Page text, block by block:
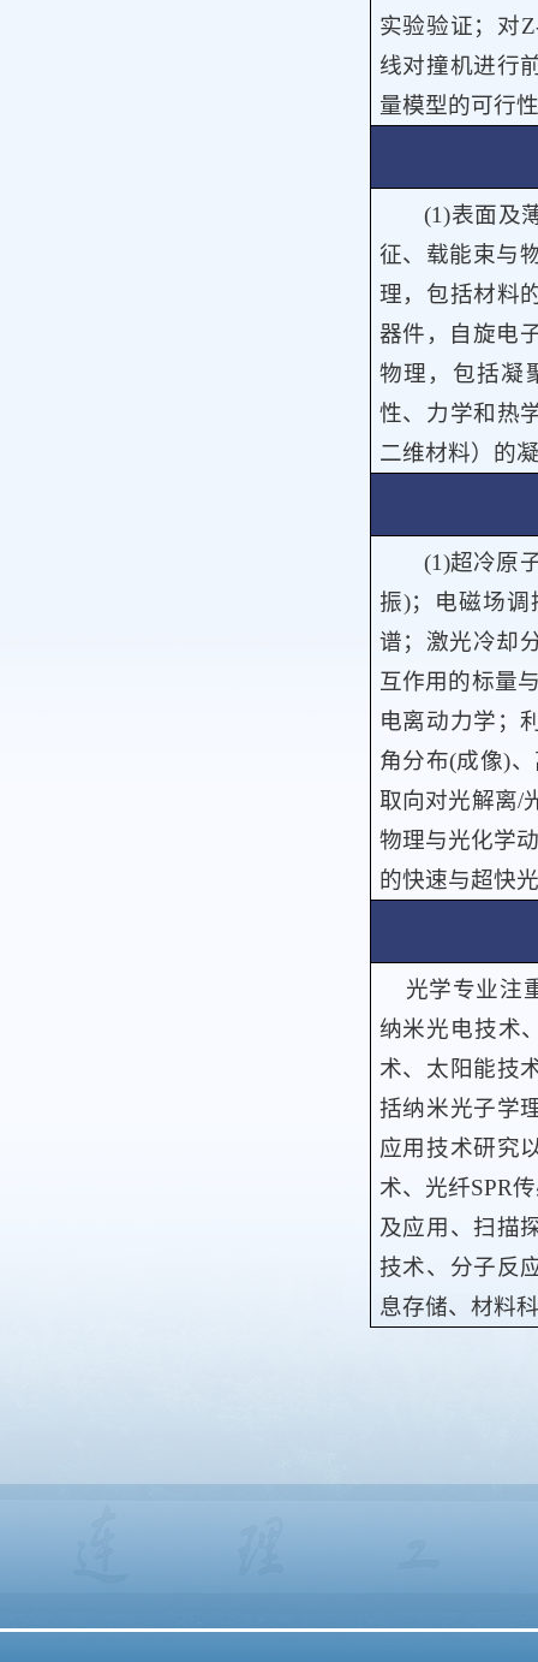
实验验证；对
线对撞机进行
量模型的可行
(1)表面及
征、载能束与
理，包括材料
器件，自旋电
物理，包括凝
性、力学和热
二维材料）的
(1)超冷原
振)；电磁场
谱；激光冷却
互作用的标量
电离动力学；
角分布(成像)
取向对光解离/
物理与光化学
的快速与超快
光学专业注
纳米光电技术
术、太阳能技
括纳米光子学
应用技术研究
术、光纤SPR
及应用、扫描
技术、分子反
息存储、材料